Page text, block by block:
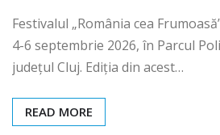
Festivalul „România cea
4-6 septembrie 2026, în Parcul
județul Cluj. Ediția din acest…
READ MORE